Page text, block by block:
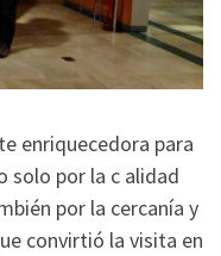
enriquecedora para
solo por la c alidad
por la cercanía y
convirtió la visita en